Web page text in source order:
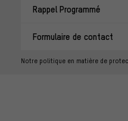
Rappel Programmé
Formulaire de contact
Notre politique en matière de